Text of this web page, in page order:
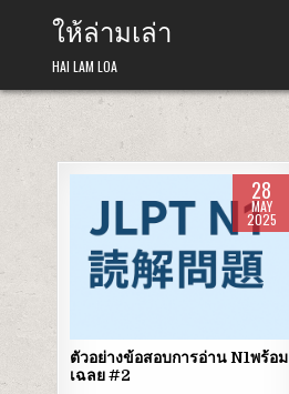
ให้ล่ามเล่า
HAI LAM LOA
28
MAY
2025
Posted
in
ตัวอย่างข้อสอบการอ่าน N1พร้อม
เฉลย #2